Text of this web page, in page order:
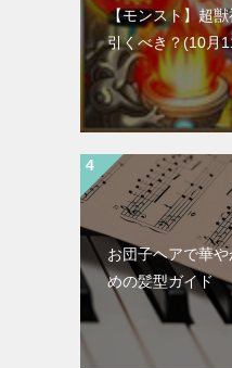
【モンスト】超
引くべき？(10月
お団子ヘアで華
めの髪型ガイド